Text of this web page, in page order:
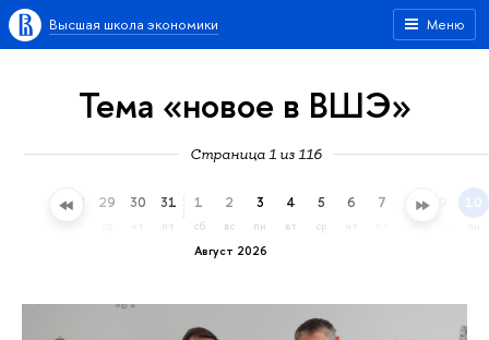
Меню
Высшая школа экономики
Тема «новое в ВШЭ»
Страница 1 из 116
28 29 30 31
пт
Август 2026
1
сб
2
вс
3
пн
4
вт
5
ср
6 7 8 10
пн